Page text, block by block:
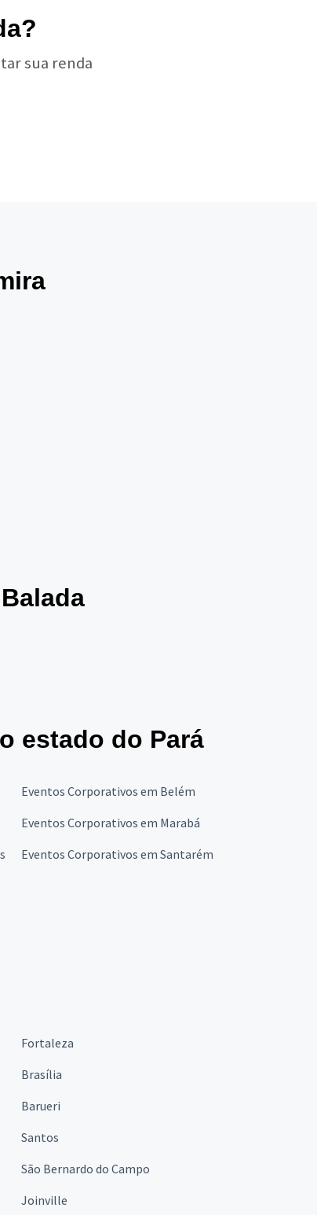
sua renda
estado do Pará
Eventos Corporativos em Belém
Eventos Corporativos em Marabá
Eventos Corporativos em Santarém
Fortaleza
Brasília
Barueri
Santos
São Bernardo do Campo
Joinville